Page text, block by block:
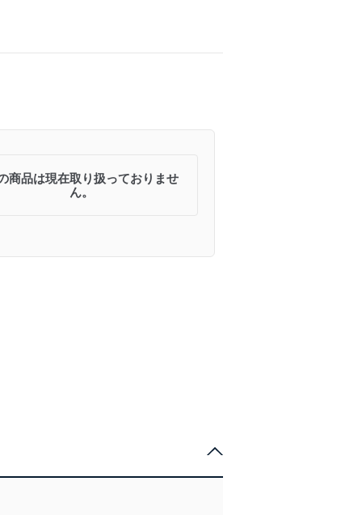
商品は現在取り扱っておりませ
ん。